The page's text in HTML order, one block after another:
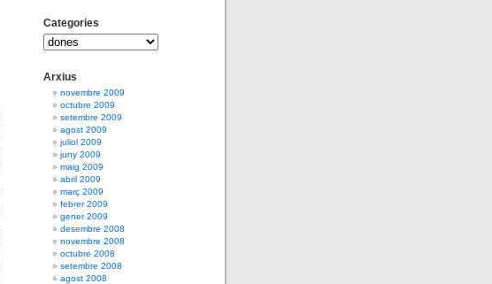
Categories
Arxius
novembre 2009
octubre 2009
setembre 2009
agost 2009
juliol 2009
juny 2009
maig 2009
abril 2009
març 2009
febrer 2009
gener 2009
desembre 2008
novembre 2008
octubre 2008
setembre 2008
agost 2008